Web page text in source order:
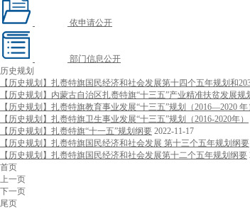
依申请公开
部门信息公开
历史规划
【历史规划】扎赉特旗国民经济和社会发展第十四个五年规划和
【历史规划】内蒙古自治区扎赉特旗“十三五”产业精准扶贫发展规
【历史规划】扎赉特旗教育事业发展“十三五”规划（2016—2020 年
【历史规划】扎赉特旗卫生事业发展“十三五”规划（2016-2020年）
【历史规划】扎赉特旗“十一五”规划纲要 2022-11-17
【历史规划】扎赉特旗国民经济和社会发展 第十三个五年规划纲要
【历史规划】扎赉特旗国民经济和社会发展第十二个五年规划纲要
首页
上一页
下一页
尾页